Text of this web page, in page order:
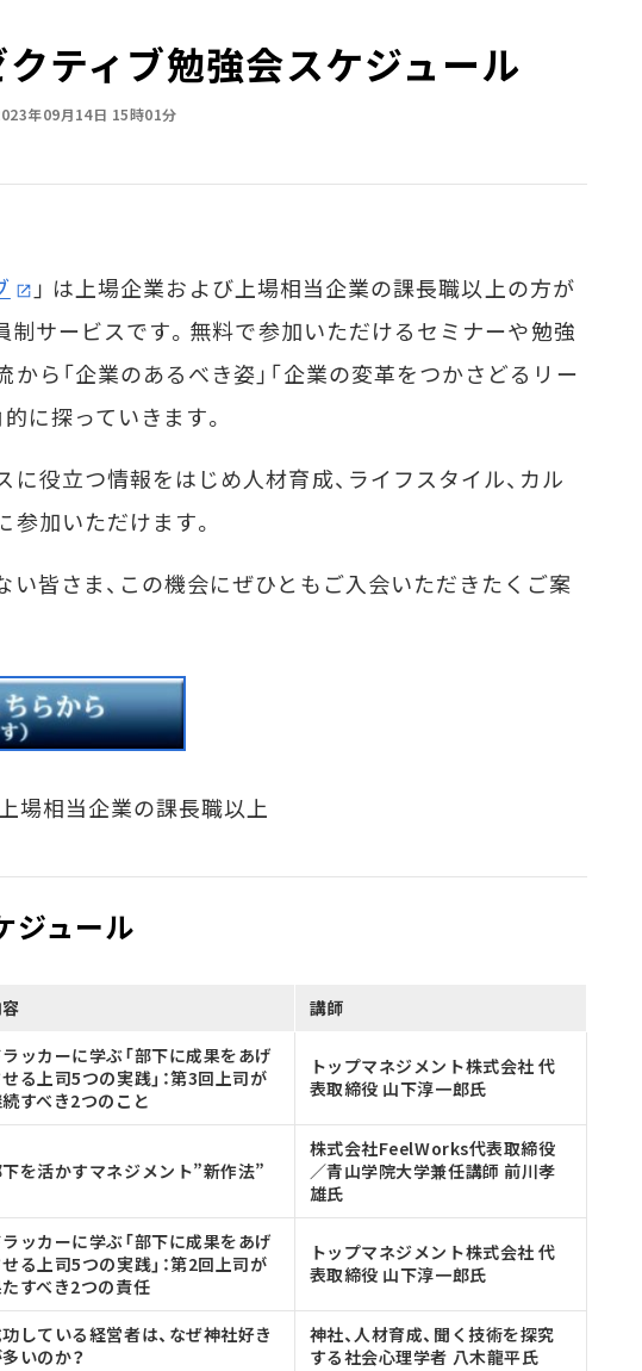
ティブ勉強会スケジュール
年09月14日 15時01分
」 は上場企業および上場相当企業の課長職以上の方が
制サービスです。無料で参加いただけるセミナーや勉強
ら「企業のあるべき姿」「企業の変革をつかさどるリー
に探っていきます。
役立つ情報をはじめ人材育成、ライフスタイル、カル
加いただけます。
皆さま、この機会にぜひともご入会いただきたくご案
場相当企業の課長職以上
ジュール
講師
ラッカーに学ぶ「部下に成果をあげ
せる上司5つの実践」：第3回上司が
すべき2つのこと
トップマネジメント株式会社 代
表取締役 山下淳一郎氏
を活かすマネジメント”新作法”
株式会社FeelWorks代表取締役
／青山学院大学兼任講師 前川孝
雄氏
ラッカーに学ぶ「部下に成果をあげ
せる上司5つの実践」：第2回上司が
すべき2つの責任
トップマネジメント株式会社 代
表取締役 山下淳一郎氏
している経営者は、なぜ神社好き
いのか？
神社、人材育成、聞く技術を探究
する社会心理学者 八木龍平氏